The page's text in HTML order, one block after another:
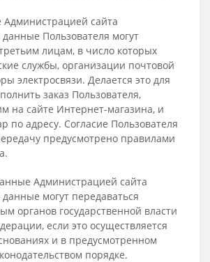
сайта
Пользователя могут
лицам, в число которых
службы, организации почтовой
электросвязи. Делается это для
заказ Пользователя,
на сайте Интернет-магазина, и
по адресу. Согласие Пользователя
предусмотрено правилами
Администрацией сайта
могут передаваться
органов государственной власти
если это осуществляется
и в предусмотренном
порядке.